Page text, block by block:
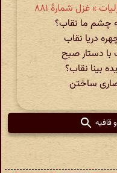
» غزل شمارهٔ ۸۸۱
چشم ما نقاب؟
دریا نقاب
دستار صبح
بینا نقاب؟
ساختن
قافیه